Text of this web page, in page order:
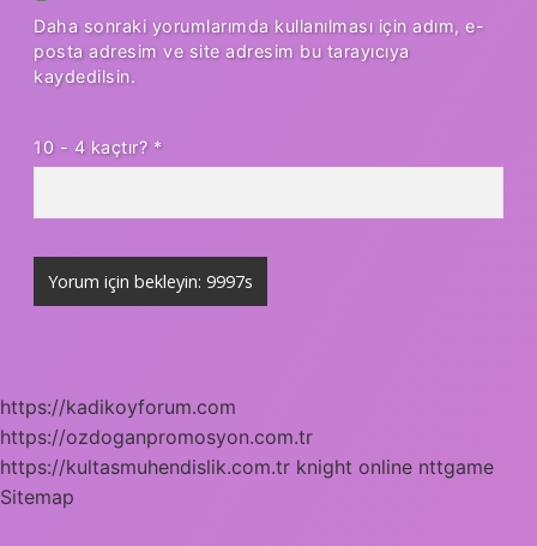
Daha sonraki yorumlarımda kullanılması için adım, e-
posta adresim ve site adresim bu tarayıcıya
kaydedilsin.
10 - 4 kaçtır? *
https://kadikoyforum.com
https://ozdoganpromosyon.com.tr
https://kultasmuhendislik.com.tr knight online nttgame
Sitemap